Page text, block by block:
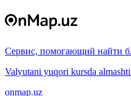
Сервис, помогающий найти
Valyutani yuqori kursda
onmap.uz